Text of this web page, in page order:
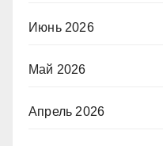
Июнь 2026
Май 2026
Апрель 2026